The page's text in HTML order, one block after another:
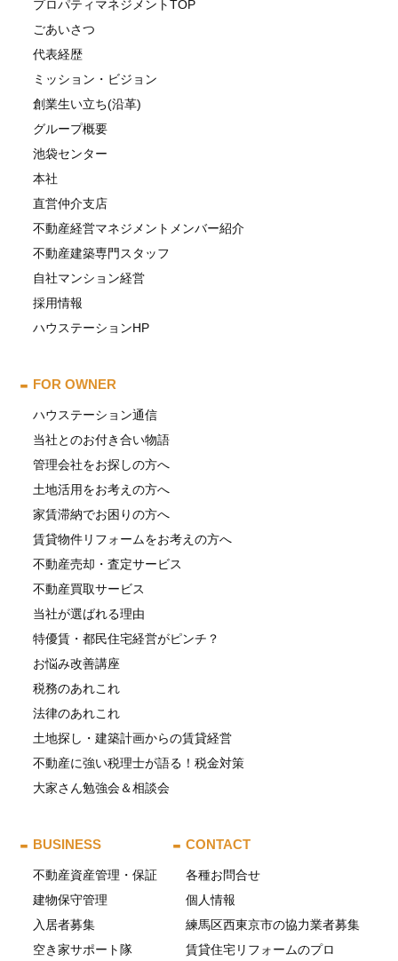
プロパティマネジメントTOP
ごあいさつ
代表経歴
ミッション・ビジョン
創業生い立ち(沿革)
グループ概要
池袋センター
本社
直営仲介支店
不動産経営マネジメントメンバー紹介
不動産建築専門スタッフ
自社マンション経営
採用情報
ハウステーションHP
FOR OWNER
ハウステーション通信
当社とのお付き合い物語
管理会社をお探しの方へ
土地活用をお考えの方へ
家賃滞納でお困りの方へ
賃貸物件リフォームをお考えの方へ
不動産売却・査定サービス
不動産買取サービス
当社が選ばれる理由
特優賃・都民住宅経営がピンチ？
お悩み改善講座
税務のあれこれ
法律のあれこれ
土地探し・建築計画からの賃貸経営
不動産に強い税理士が語る！税金対策
大家さん勉強会＆相談会
BUSINESS
不動産資産管理・保証
建物保守管理
入居者募集
空き家サポート隊
CONTACT
各種お問合せ
個人情報
練馬区西東京市の協力業者募集
賃貸住宅リフォームのプロ